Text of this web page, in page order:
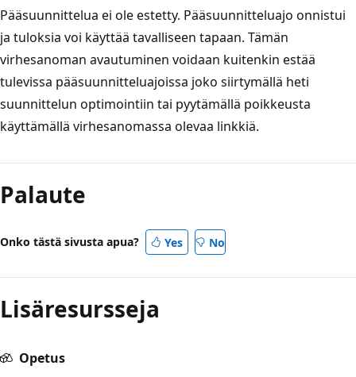
Pääsuunnittelua ei ole estetty. Pääsuunnitteluajo onnistui
ja tuloksia voi käyttää tavalliseen tapaan. Tämän
virhesanoman avautuminen voidaan kuitenkin estää
tulevissa pääsuunnitteluajoissa joko siirtymällä heti
suunnittelun optimointiin tai pyytämällä poikkeusta
käyttämällä virhesanomassa olevaa linkkiä.
Palaute
Onko tästä sivusta apua? Yes No
Lisäresursseja
Opetus